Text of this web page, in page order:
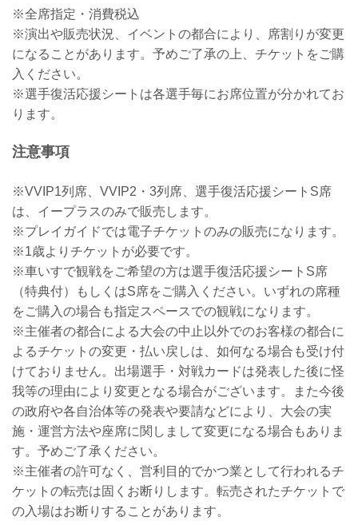
※全席指定・消費税込
※演出や販売状況、イベントの都合により、席割りが変更
になることがあります。予めご了承の上、チケットをご購
入ください。
※選手復活応援シートは各選手毎にお席位置が分かれてお
ります。
注意事項
※VVIP1列席、VVIP2・3列席、選手復活応援シートS席
は、イープラスのみで販売します。
※プレイガイドでは電子チケットのみの販売になります。
※1歳よりチケットが必要です。
※車いすで観戦をご希望の方は選手復活応援シートS席
（特典付）もしくはS席をご購入ください。いずれの席種
をご購入の場合も指定スペースでの観戦になります。
※主催者の都合による大会の中止以外でのお客様の都合に
よるチケットの変更・払い戻しは、如何なる場合も受け付
けておりません。出場選手・対戦カードは発表した後に怪
我等の理由により変更となる場合がございます。また今後
の政府や各自治体等の発表や要請などにより、大会の実
施・運営方法や座席に関しまして変更になる場合もありま
す。予めご了承ください。
※主催者の許可なく、営利目的でかつ業として行われるチ
ケットの転売は固くお断りします。転売されたチケットで
の入場はお断りすることがあります。